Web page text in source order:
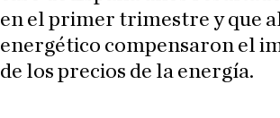
en el primer trimestre y que
energético compensaron el
de los precios de la energía.